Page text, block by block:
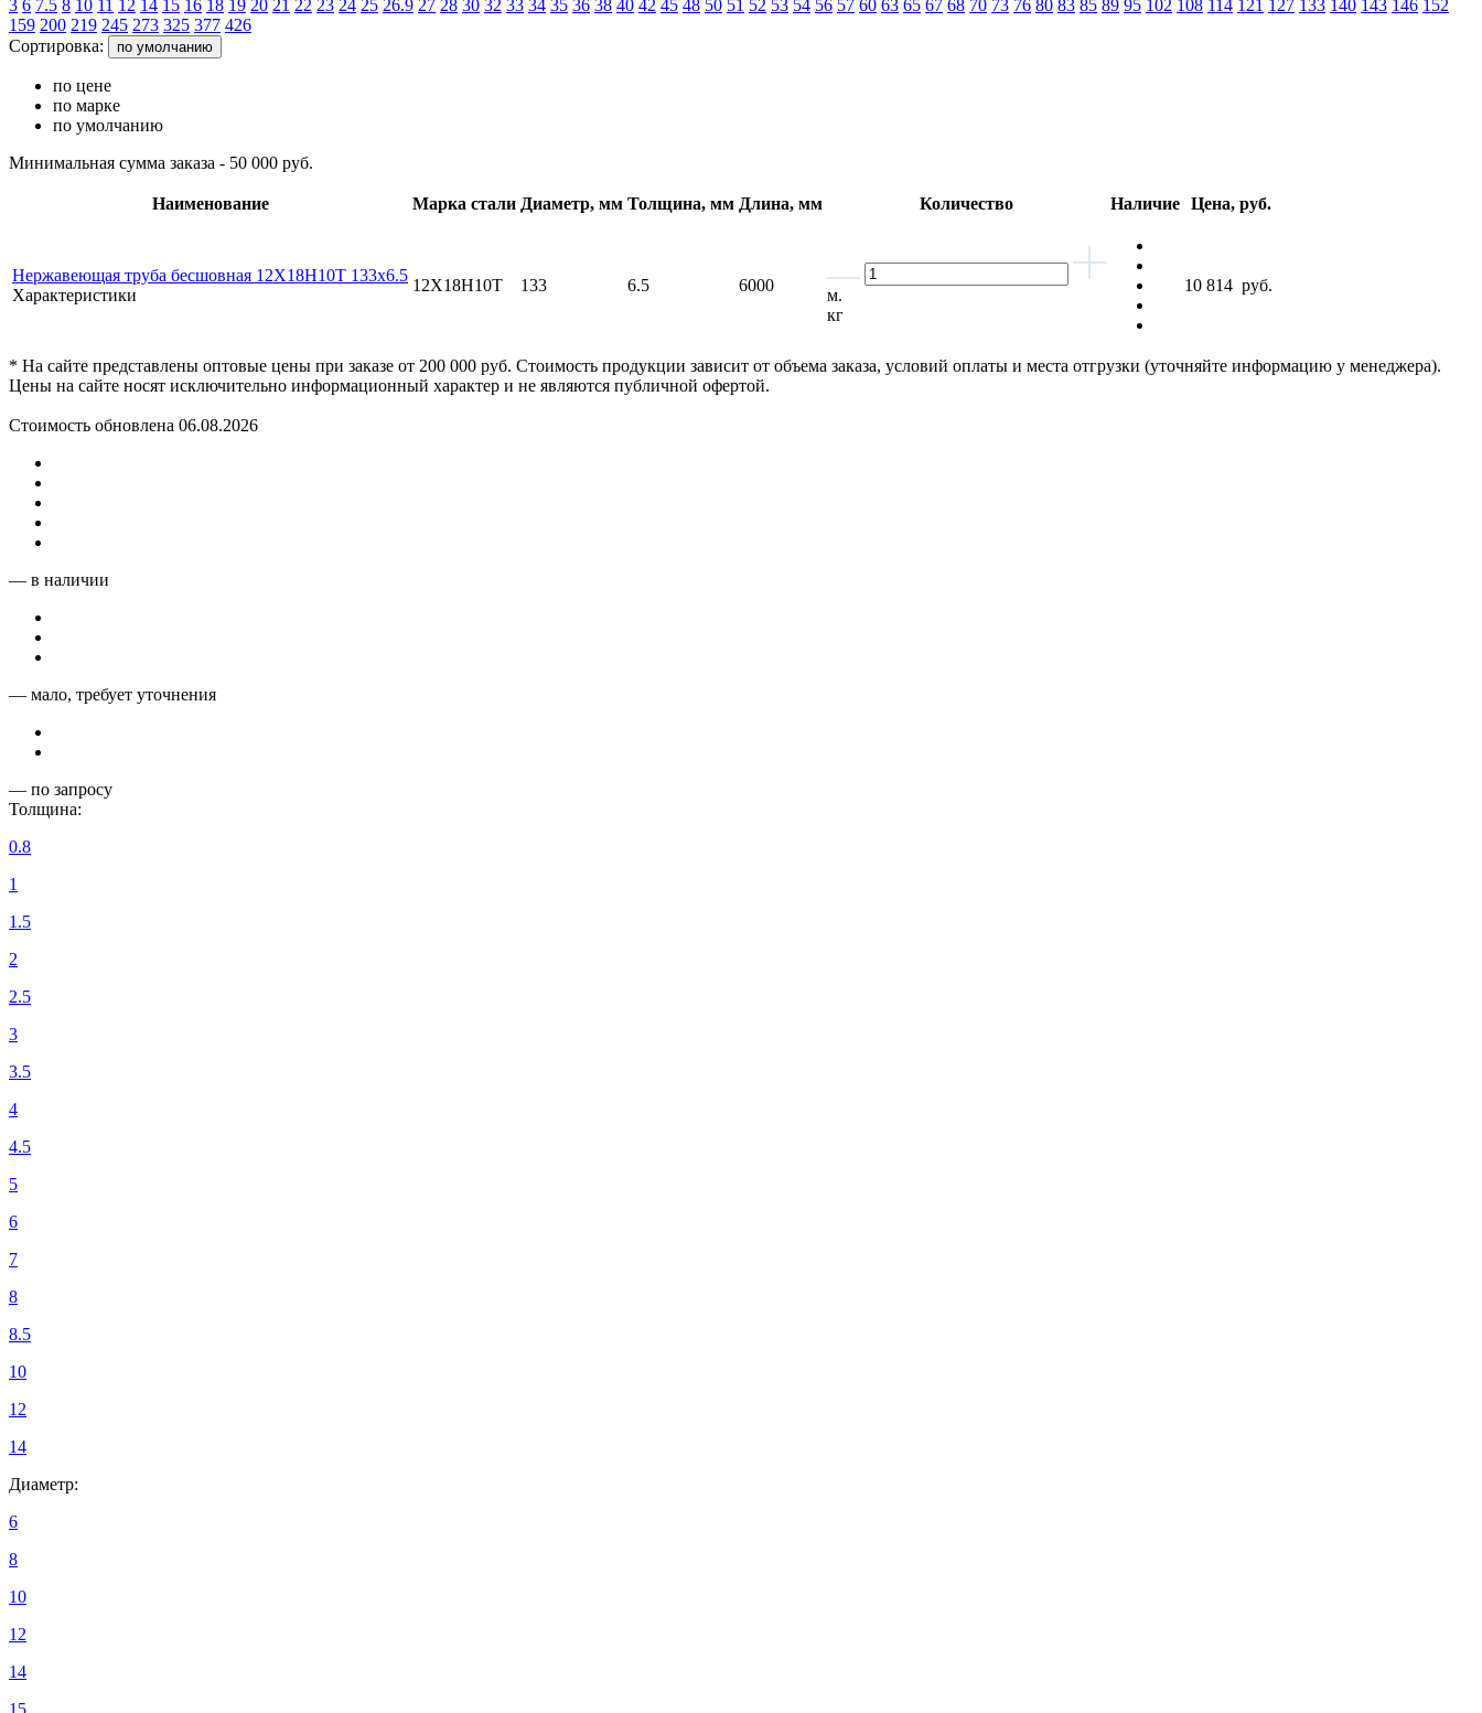
3 6 7.5 8 10 11 12 14 15 16 18 19 20 21 22 23 24 25 26.9 27 28 30 32 33 34 35 36 38 40 42 45 48 50 51 52 53 54 56 57 60 63 65 67 68 70 73 76 80 83 85 89 95 102 108 114 121 127 133 140 143 146 152
159 200 219 245 273 325 377 426
Сортировка:
по умолчанию
по цене
по марке
по умолчанию
Минимальная сумма заказа - 50 000 руб.
Наименование Марка стали Диаметр, мм Толщина, мм Длина, мм Количество Наличие Цена, руб.
Нержавеющая труба бесшовная 12Х18Н10Т 133x6.5
Характеристики
12Х18Н10Т 133 6.5 6000
м.
кг
10 814 руб.
* На сайте представлены оптовые цены при заказе от 200 000 руб. Стоимость продукции зависит от объема заказа, условий оплаты и места отгрузки (уточняйте информацию у менеджера).
Цены на сайте носят исключительно информационный характер и не являются публичной офертой.
Стоимость обновлена 06.08.2026
— в наличии
— мало, требует уточнения
— по запросу
Толщина:
0.8
1
1.5
2
2.5
3
3.5
4
4.5
5
6
7
8
8.5
10
12
14
Диаметр:
6
8
10
12
14
15